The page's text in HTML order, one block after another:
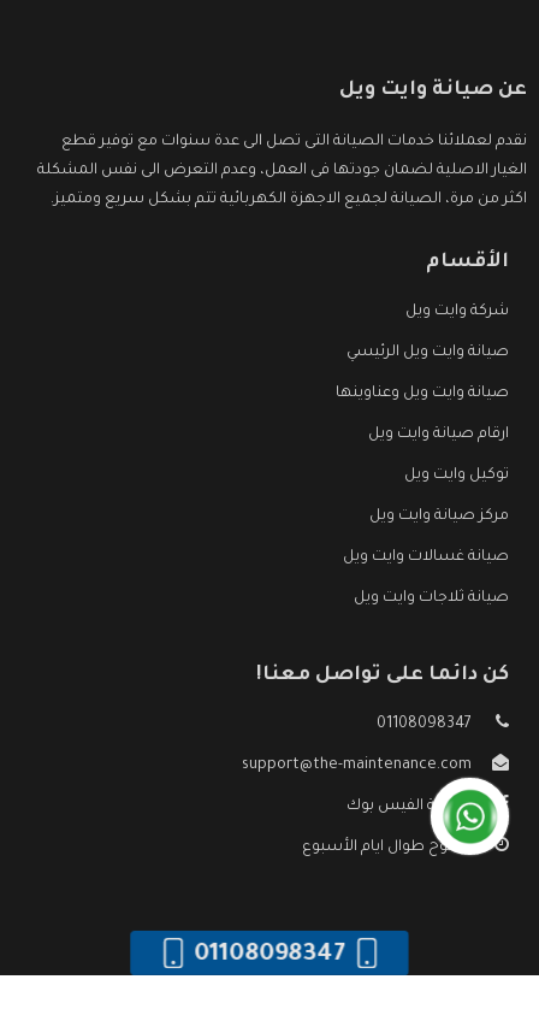
عن صيانة وايت ويل
نقدم لعملائنا خدمات الصيانة التى تصل الى عدة سنوات مع توفير قطع
الغيار الاصلية لضمان جودتها فى العمل، وعدم التعرض الى نفس المشكلة
اكثر من مرة، الصيانة لجميع الاجهزة الكهربائية تتم بشكل سريع ومتميز.
الأقسام
شركة وايت ويل
صيانة وايت ويل الرئيسي
صيانة وايت ويل وعناوينها
ارقام صيانة وايت ويل
توكيل وايت ويل
مركز صيانة وايت ويل
صيانة غسالات وايت ويل
صيانة ثلاجات وايت ويل
كن دائما على تواصل معنا!
01108098347
support@the-maintenance.com
صفحة الفيس بوك
مفتوح طوال ايام الأسبوع
01108098347